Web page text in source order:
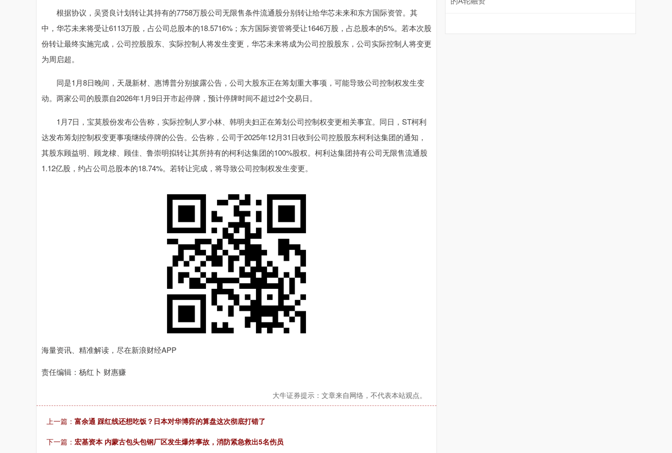
根据协议，吴贤良计划转让其持有的7758万股公司无限售条件流通股分别转让给华芯未来和东方国际资管。其
中，华芯未来将受让6113万股，占公司总股本的18.5716%；东方国际资管将受让1646万股，占总股本的5%。若本次股
份转让最终实施完成，公司控股股东、实际控制人将发生变更，华芯未来将成为公司控股股东，公司实际控制人将变更
为周启超。
同是1月8日晚间，天晟新材、惠博普分别披露公告，公司大股东正在筹划重大事项，可能导致公司控制权发生变
动。两家公司的股票自2026年1月9日开市起停牌，预计停牌时间不超过2个交易日。
1月7日，宝莫股份发布公告称，实际控制人罗小林、韩明夫妇正在筹划公司控制权变更相关事宜。同日，ST柯利
达发布筹划控制权变更事项继续停牌的公告。公告称，公司于2025年12月31日收到公司控股股东柯利达集团的通知，
其股东顾益明、顾龙棣、顾佳、鲁崇明拟转让其所持有的柯利达集团的100%股权。柯利达集团持有公司无限售流通股
1.12亿股，约占公司总股本的18.74%。若转让完成，将导致公司控制权发生变更。
海量资讯、精准解读，尽在新浪财经APP
责任编辑：杨红卜 财惠赚
大牛证券提示：文章来自网络，不代表本站观点。
上一篇： 富余通 踩红线还想吃饭？日本对华博弈的算盘这次彻底打错了
下一篇： 宏基资本 内蒙古包头包钢厂区发生爆炸事故，消防紧急救出5名伤员